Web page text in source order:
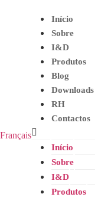
Início
Sobre
I&D
Produtos
Blog
Downloads
RH
Contactos
Início
Sobre
I&D
Produtos